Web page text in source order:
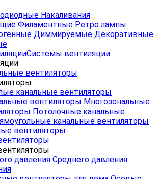
Накаливания
Филаментные Ретро лампы
Диммируемые Декоративные
Системы вентиляции
вентиляторы
канальные вентиляторы
вентиляторы Многозональные
Потолочные канальные
канальные вентиляторы
вентиляторы
давления Среднего давления